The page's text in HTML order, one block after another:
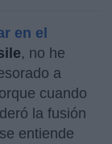
en el
, no he
a
cuando
la fusión
entiende